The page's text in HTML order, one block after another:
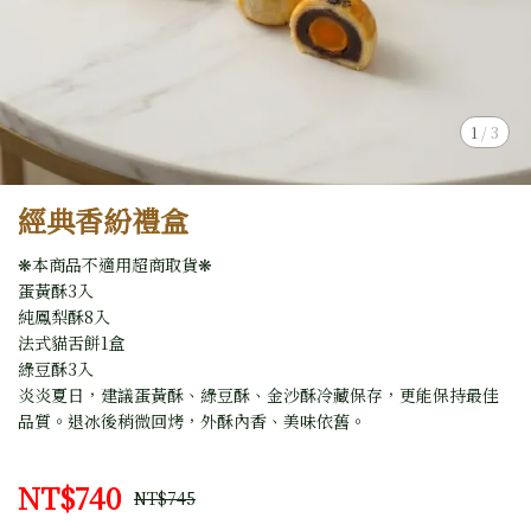
1 /3
經典香紛禮盒
❋本商品不適用超商取貨❋
蛋黃酥3入
純鳳梨酥8入
法式貓舌餅1盒
綠豆酥3入
炎炎夏日，建議蛋黃酥、綠豆酥、金沙酥冷藏保存，更能保持最佳
品質。退冰後稍微回烤，外酥內香、美味依舊。
NT$740 NT$745